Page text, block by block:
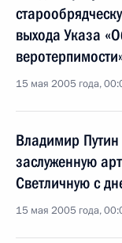
выхода Указа
15 мая 2005 года,
Владимир Путин
заслуженную
Светличную с
15 мая 2005 года,